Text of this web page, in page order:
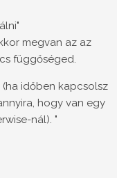
megvan az az
függőséged.
időben kapcsolsz
hogy van egy
nál). "